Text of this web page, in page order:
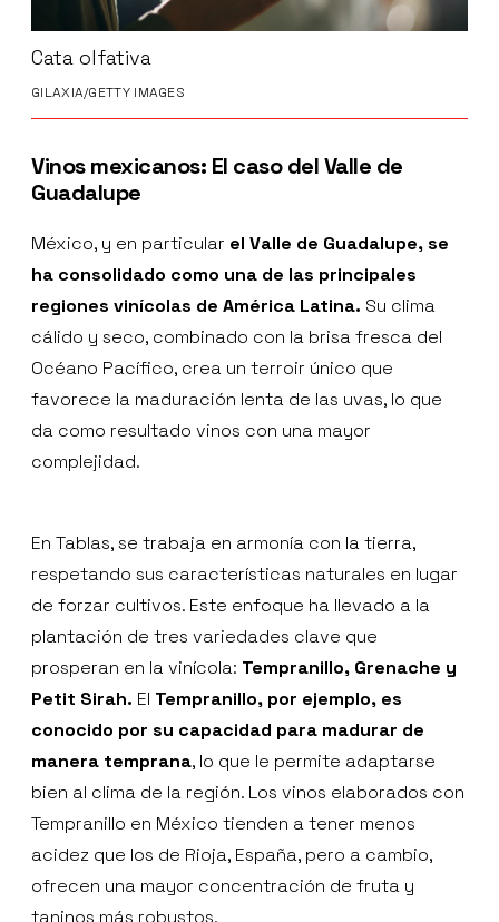
Cata olfativa
GILAXIA/GETTY IMAGES
Vinos mexicanos: El caso del Valle de
Guadalupe
México, y en particular el Valle de Guadalupe, se
ha consolidado como una de las principales
regiones vinícolas de América Latina. Su clima
cálido y seco, combinado con la brisa fresca del
Océano Pacífico, crea un terroir único que
favorece la maduración lenta de las uvas, lo que
da como resultado vinos con una mayor
complejidad.
En Tablas, se trabaja en armonía con la tierra,
respetando sus características naturales en lugar
de forzar cultivos. Este enfoque ha llevado a la
plantación de tres variedades clave que
prosperan en la vinícola: Tempranillo, Grenache y
Petit Sirah. El Tempranillo, por ejemplo, es
conocido por su capacidad para madurar de
manera temprana, lo que le permite adaptarse
bien al clima de la región. Los vinos elaborados con
Tempranillo en México tienden a tener menos
acidez que los de Rioja, España, pero a cambio,
ofrecen una mayor concentración de fruta y
taninos más robustos.